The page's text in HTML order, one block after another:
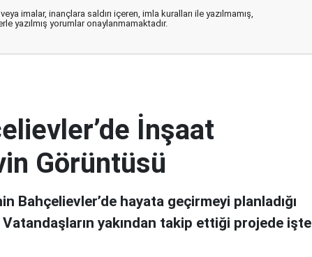
imalar, inançlara saldırı içeren, imla kuralları ile yazılmamış,
yazılmış yorumlar onaylanmamaktadır.
İnşaat
Görüntüsü
Bahçelievler’de hayata geçirmeyi planladığı
Vatandaşların yakından takip ettiği projede işte